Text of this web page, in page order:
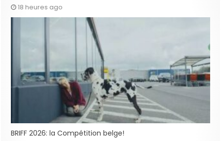
18 heures ago
BRIFF 2026: la Compétition belge!